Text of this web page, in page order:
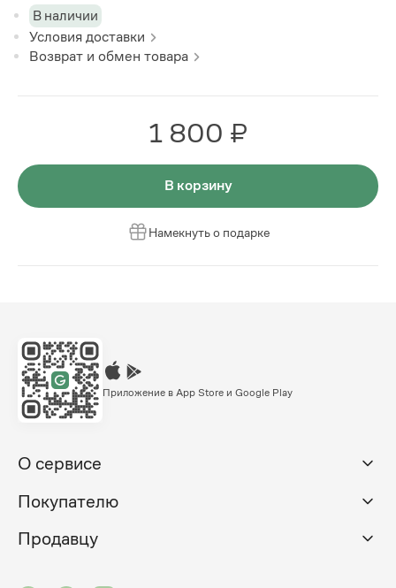
В наличии
Условия доставки
Возврат и обмен товара
1 800 ₽
В корзину
Намекнуть о подарке
Приложение в App Store и Google Play
О сервисе
Покупателю
Продавцу